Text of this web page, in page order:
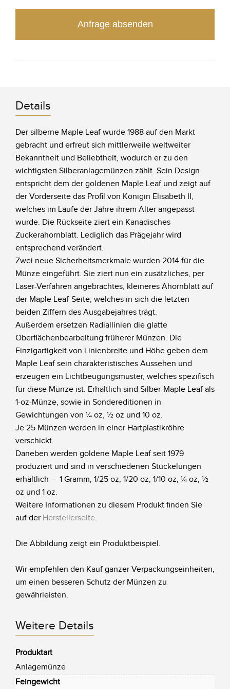
Anfrage absenden
Details
Der silberne Maple Leaf wurde 1988 auf den Markt
gebracht und erfreut sich mittlerweile weltweiter
Bekanntheit und Beliebtheit, wodurch er zu den
wichtigsten Silberanlagemünzen zählt. Sein Design
entspricht dem der goldenen Maple Leaf und zeigt auf
der Vorderseite das Profil von Königin Elisabeth II,
welches im Laufe der Jahre ihrem Alter angepasst
wurde. Die Rückseite ziert ein Kanadisches
Zuckerahornblatt. Lediglich das Prägejahr wird
entsprechend verändert.
Zwei neue Sicherheitsmerkmale wurden 2014 für die
Münze eingeführt. Sie ziert nun ein zusätzliches, per
Laser-Verfahren angebrachtes, kleineres Ahornblatt auf
der Maple Leaf-Seite, welches in sich die letzten
beiden Ziffern des Ausgabejahres trägt.
Außerdem ersetzen Radiallinien die glatte
Oberflächenbearbeitung früherer Münzen. Die
Einzigartigkeit von Linienbreite und Höhe geben dem
Maple Leaf sein charakteristisches Aussehen und
erzeugen ein Lichtbeugungsmuster, welches spezifisch
für diese Münze ist. Erhältlich sind Silber-Maple Leaf als
1-oz-Münze, sowie in Sondereditionen in
Gewichtungen von ¼ oz, ½ oz und 10 oz.
Je 25 Münzen werden in einer Hartplastikröhre
verschickt.
Daneben werden goldene Maple Leaf seit 1979
produziert und sind in verschiedenen Stückelungen
erhältlich – 1 Gramm, 1/25 oz, 1/20 oz, 1/10 oz, ¼ oz, ½
oz und 1 oz.
Weitere Informationen zu diesem Produkt finden Sie
auf der Herstellerseite.
Die Abbildung zeigt ein Produktbeispiel.
Wir empfehlen den Kauf ganzer Verpackungseinheiten,
um einen besseren Schutz der Münzen zu
gewährleisten.
Weitere Details
Produktart
Anlagemünze
Feingewicht